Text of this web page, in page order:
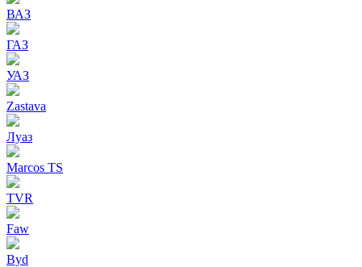
ВАЗ
ГАЗ
УАЗ
Zastava
Луаз
Marcos TS
TVR
Faw
Byd